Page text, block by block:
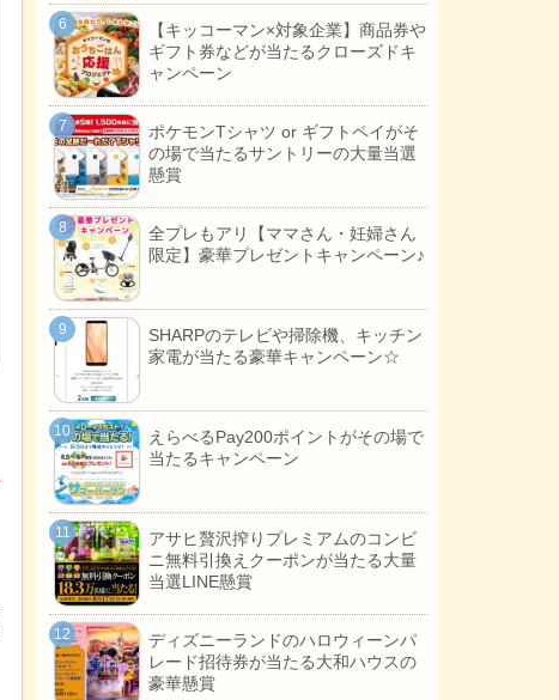
【キッコーマン×対象企業】商品券や
ギフト券などが当たるクローズドキ
ャンペーン
ポケモンTシャツ or ギフトペイがそ
の場で当たるサントリーの大量当選
懸賞
全プレもアリ【ママさん・妊婦さん
限定】豪華プレゼントキャンペーン♪
SHARPのテレビや掃除機、キッチン
家電が当たる豪華キャンペーン☆
えらべるPay200ポイントがその場で
当たるキャンペーン
アサヒ贅沢搾りプレミアムのコンビ
ニ無料引換えクーポンが当たる大量
当選LINE懸賞
ディズニーランドのハロウィーンパ
レード招待券が当たる大和ハウスの
豪華懸賞